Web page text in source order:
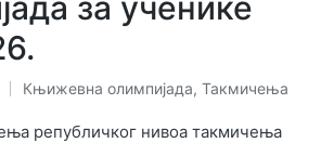
Објављено
у
Књижевна олимпијада, Такмичења
републичког нивоа такмичења